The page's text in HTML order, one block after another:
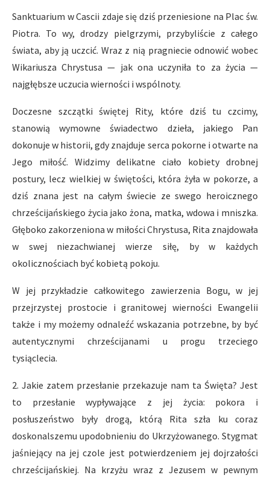
Sanktuarium w Cascii zdaje się dziś przeniesione na Plac św.
Piotra. To wy, drodzy pielgrzymi, przybyliście z całego
świata, aby ją uczcić. Wraz z nią pragniecie odnowić wobec
Wikariusza Chrystusa — jak ona uczyniła to za życia —
najgłębsze uczucia wierności i wspólnoty.
Doczesne szczątki świętej Rity, które dziś tu czcimy,
stanowią wymowne świadectwo dzieła, jakiego Pan
dokonuje w historii, gdy znajduje serca pokorne i otwarte na
Jego miłość. Widzimy delikatne ciało kobiety drobnej
postury, lecz wielkiej w świętości, która żyła w pokorze, a
dziś znana jest na całym świecie ze swego heroicznego
chrześcijańskiego życia jako żona, matka, wdowa i mniszka.
Głęboko zakorzeniona w miłości Chrystusa, Rita znajdowała
w swej niezachwianej wierze siłę, by w każdych
okolicznościach być kobietą pokoju.
W jej przykładzie całkowitego zawierzenia Bogu, w jej
przejrzystej prostocie i granitowej wierności Ewangelii
także i my możemy odnaleźć wskazania potrzebne, by być
autentycznymi chrześcijanami u progu trzeciego
tysiąclecia.
2. Jakie zatem przesłanie przekazuje nam ta Święta? Jest
to przesłanie wypływające z jej życia: pokora i
posłuszeństwo były drogą, którą Rita szła ku coraz
doskonalszemu upodobnieniu do Ukrzyżowanego. Stygmat
jaśniejący na jej czole jest potwierdzeniem jej dojrzałości
chrześcijańskiej. Na krzyżu wraz z Jezusem w pewnym